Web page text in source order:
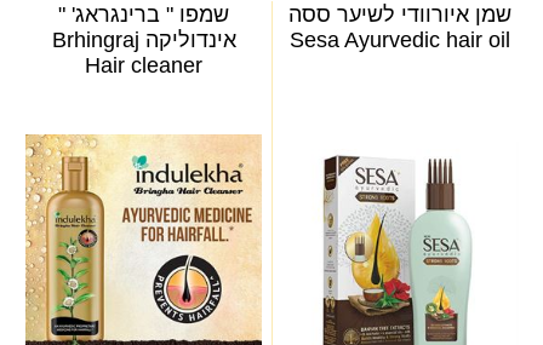
שמן איורוודי לשיער ססה
Sesa Ayurvedic hair oil
שמפו " ברינגראג' "
אינדוליקה Brhingraj
Hair cleaner